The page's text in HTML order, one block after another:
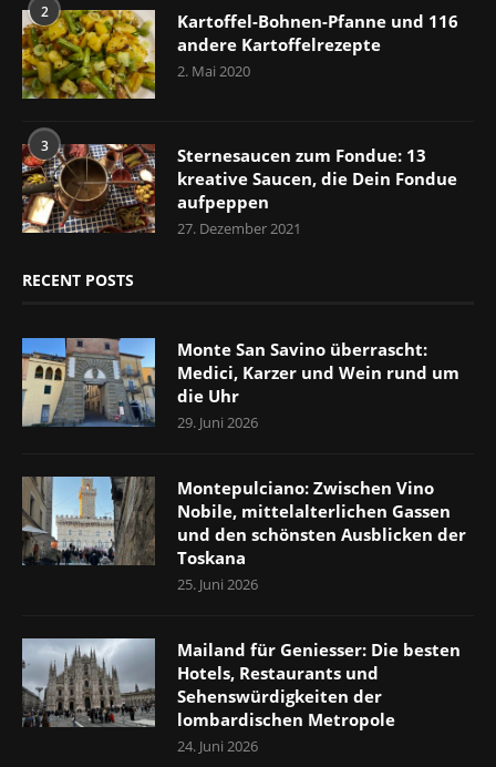
2
Kartoffel-Bohnen-Pfanne und 116
andere Kartoffelrezepte
2. Mai 2020
3
Sternesaucen zum Fondue: 13
kreative Saucen, die Dein Fondue
aufpeppen
27. Dezember 2021
RECENT POSTS
Monte San Savino überrascht:
Medici, Karzer und Wein rund um
die Uhr
29. Juni 2026
Montepulciano: Zwischen Vino
Nobile, mittelalterlichen Gassen
und den schönsten Ausblicken der
Toskana
25. Juni 2026
Mailand für Geniesser: Die besten
Hotels, Restaurants und
Sehenswürdigkeiten der
lombardischen Metropole
24. Juni 2026